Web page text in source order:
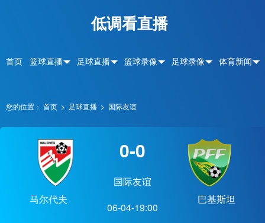
低调看直播
首页 篮球直播 足球直播 篮球录像 足球录像 体育新闻
您的位置： 首页 > 足球直播 > 国际友谊
马尔代夫
0-0
国际友谊
06-04-19:00
巴基斯坦